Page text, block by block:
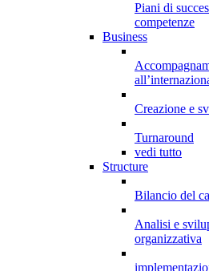
Piani di
competenze
Business
Creazione e
Turnaround
vedi tutto
Structure
Bilancio del
Analisi e
organizzativa